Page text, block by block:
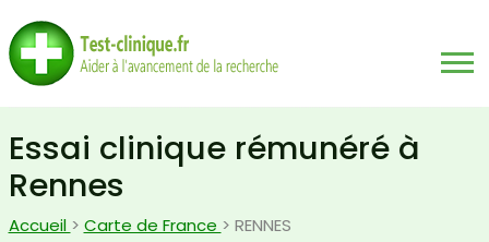
Essai clinique rémunéré à
Rennes
Accueil > Carte de France > RENNES